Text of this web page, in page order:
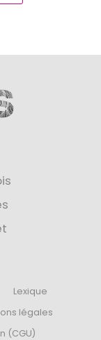
Lexique
légales
(CGU)